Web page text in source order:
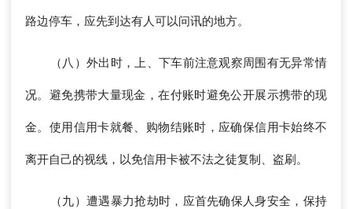
路边停车，应先到达有人可以问讯的地方。
（八）外出时，上、下车前注意观察周围有无异常情
况。避免携带大量现金，在付账时避免公开展示携带的现
金。使用信用卡就餐、购物结账时，应确保信用卡始终不
离开自己的视线，以免信用卡被不法之徒复制、盗刷。
（九）遭遇暴力抢劫时，应首先确保人身安全，保持